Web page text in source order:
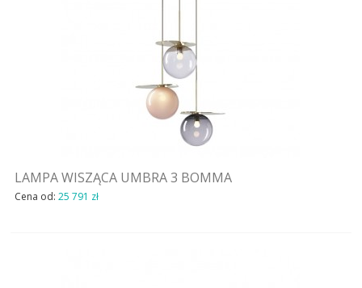
LAMPA WISZĄCA UMBRA 3 BOMMA
Cena od: 25 791 zł